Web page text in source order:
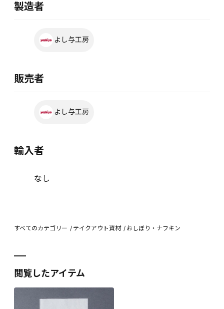
製造者
よし与工房
販売者
よし与工房
輸入者
なし
すべてのカテゴリー テイクアウト資材 おしぼり・ナフキン
閲覧したアイテム